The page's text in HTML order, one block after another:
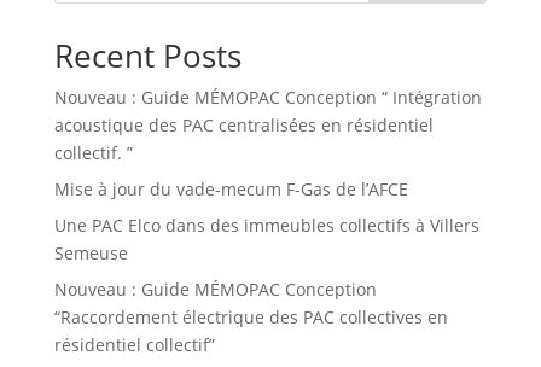
Recent Posts
Nouveau : Guide MÉMOPAC Conception “ Intégration
acoustique des PAC centralisées en résidentiel
collectif. ”
Mise à jour du vade-mecum F-Gas de l’AFCE
Une PAC Elco dans des immeubles collectifs à Villers
Semeuse
Nouveau : Guide MÉMOPAC Conception
“Raccordement électrique des PAC collectives en
résidentiel collectif”